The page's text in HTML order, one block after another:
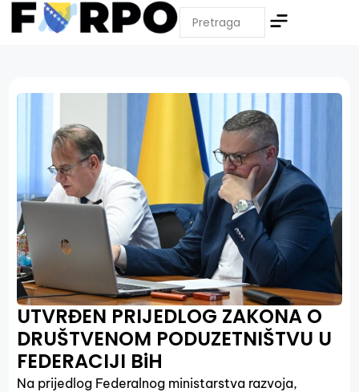
UTVRĐEN PRIJEDLOG ZAKONA O
DRUŠTVENOM PODUZETNIŠTVU U
FEDERACIJI BiH
Na prijedlog Federalnog ministarstva razvoja,